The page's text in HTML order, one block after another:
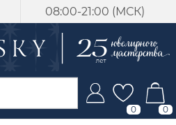
08:00-21:00 (МСК)
0 0
с